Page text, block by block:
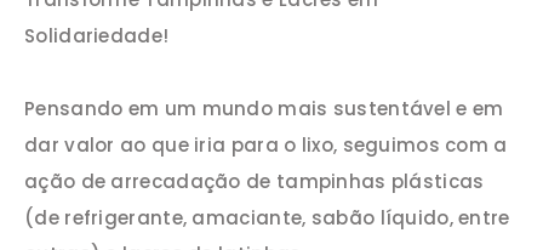
Solidariedade!
Pensando em um mundo mais sustentável e em
dar valor ao que iria para o lixo, seguimos com a
ação de arrecadação de tampinhas plásticas
(de refrigerante, amaciante, sabão líquido, entre